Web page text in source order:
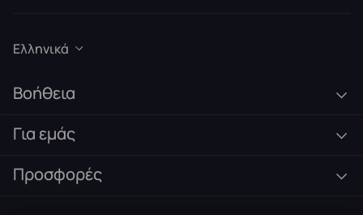
Ελληνικά
Βοήθεια
Για εμάς
Προσφορές